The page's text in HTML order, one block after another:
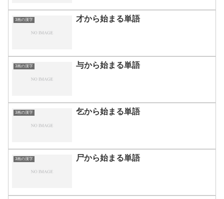
3画の漢字 才から始まる単語
3画の漢字 与から始まる単語
3画の漢字 乞から始まる単語
3画の漢字 尸から始まる単語